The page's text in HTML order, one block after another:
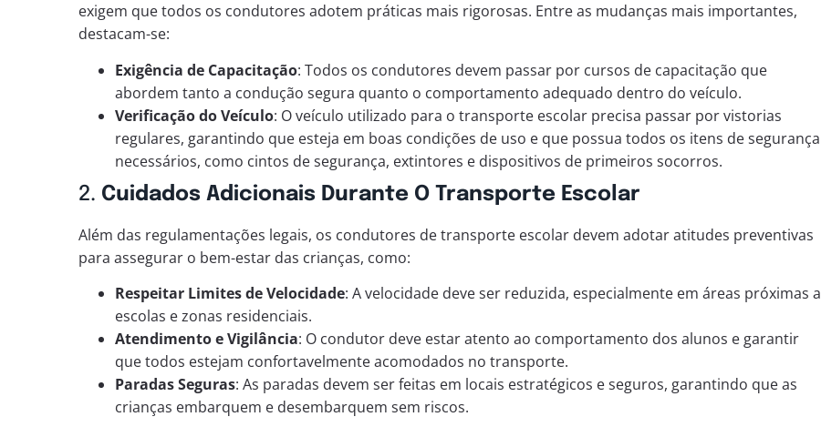
exigem que todos os condutores adotem práticas mais rigorosas. Entre as mudanças mais importantes,
destacam-se:
Exigência de Capacitação: Todos os condutores devem passar por cursos de capacitação que
abordem tanto a condução segura quanto o comportamento adequado dentro do veículo.
Verificação do Veículo: O veículo utilizado para o transporte escolar precisa passar por vistorias
regulares, garantindo que esteja em boas condições de uso e que possua todos os itens de segurança
necessários, como cintos de segurança, extintores e dispositivos de primeiros socorros.
2. Cuidados Adicionais Durante O Transporte Escolar
Além das regulamentações legais, os condutores de transporte escolar devem adotar atitudes preventivas
para assegurar o bem-estar das crianças, como:
Respeitar Limites de Velocidade: A velocidade deve ser reduzida, especialmente em áreas próximas a
escolas e zonas residenciais.
Atendimento e Vigilância: O condutor deve estar atento ao comportamento dos alunos e garantir
que todos estejam confortavelmente acomodados no transporte.
Paradas Seguras: As paradas devem ser feitas em locais estratégicos e seguros, garantindo que as
crianças embarquem e desembarquem sem riscos.